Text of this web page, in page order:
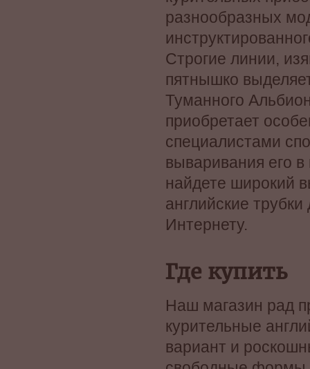
разнообразных
Строгие линии,
пятнышко
Туманного
приобретает
специалистами
вываривания его
найдете широкий
английские
Интернету.
Где купить
Наш магазин рад
курительные
вариант и